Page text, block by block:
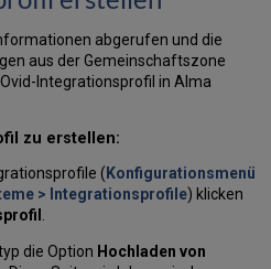
abgerufen und die
aus der Gemeinschaftszone
Integrationsprofil in Alma
zu erstellen:
( Konfigurationsmenü
> Integrationsprofile) klicken
die Option Hochladen von